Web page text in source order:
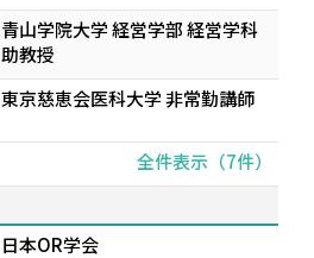
青山学院大学 経営学部 経営学科
助教授
東京慈恵会医科大学 非常勤講師
全件表示（7件）
日本OR学会